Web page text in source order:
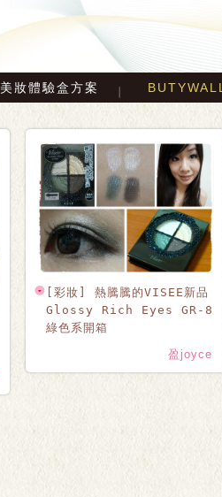
美妝體驗盒方案 BUTYWALL
[彩妝] 熱騰騰的VISEE新品
Glossy Rich Eyes GR-8
綠色系開箱
盈joyce